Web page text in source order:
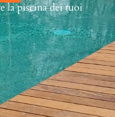
la piscina dei tuoi